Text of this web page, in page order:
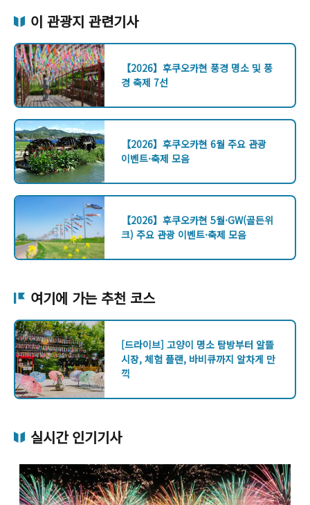
이 관광지 관련기사
【2026】후쿠오카현 풍경 명소 및 풍
경 축제 7선
【2026】후쿠오카현 6월 주요 관광
이벤트·축제 모음
【2026】후쿠오카현 5월·GW(골든위
크) 주요 관광 이벤트·축제 모음
여기에 가는 추천 코스
[드라이브] 고양이 명소 탐방부터 알뜰
시장, 체험 플랜, 바비큐까지 알차게 만
끽
실시간 인기기사